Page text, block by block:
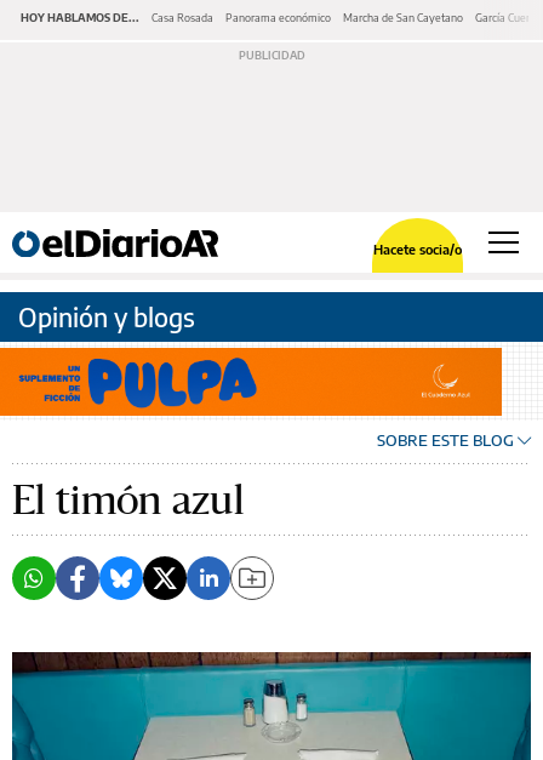
HOY HABLAMOS DE... Casa Rosada Panorama económico Marcha de San Cayetano García Cuerva
Hacete socia/o
Opinión y blogs
SOBRE ESTE BLOG
El timón azul